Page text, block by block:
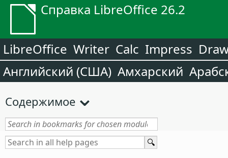
Справка LibreOffice 26.2
LibreOffice Writer Calc Impress
Английский (США) Амхарский
Содержимое